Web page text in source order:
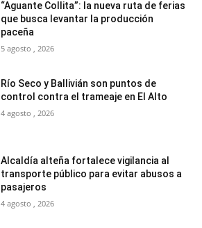
“Aguante Collita”: la nueva ruta de ferias
que busca levantar la producción
paceña
5 agosto , 2026
Río Seco y Ballivián son puntos de
control contra el trameaje en El Alto
4 agosto , 2026
Alcaldía alteña fortalece vigilancia al
transporte público para evitar abusos a
pasajeros
4 agosto , 2026